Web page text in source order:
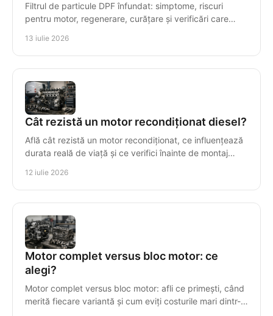
Filtrul de particule DPF înfundat: simptome, riscuri
pentru motor, regenerare, curățare și verificări care
13 iulie 2026
Cât rezistă un motor recondiționat diesel?
Află cât rezistă un motor recondiționat, ce influențează
durata reală de viață și ce verifici înainte de montaj
12 iulie 2026
Motor complet versus bloc motor: ce
alegi?
Motor complet versus bloc motor: afli ce primești, când
merită fiecare variantă și cum eviți costurile mari dintr-o